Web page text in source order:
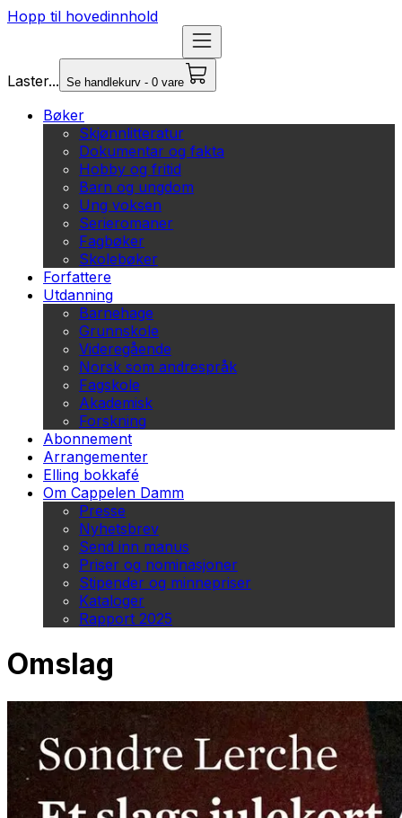
Hopp til hovedinnhold
Laster... Se handlekurv - 0 vare
Bøker
Skjønnlitteratur
Dokumentar og fakta
Hobby og fritid
Barn og ungdom
Ung voksen
Serieromaner
Fagbøker
Skolebøker
Forfattere
Utdanning
Barnehage
Grunnskole
Videregående
Norsk som andrespråk
Fagskole
Akademisk
Forskning
Abonnement
Arrangementer
Elling bokkafé
Om Cappelen Damm
Presse
Nyhetsbrev
Send inn manus
Priser og nominasjoner
Stipender og minnepriser
Kataloger
Rapport 2025
Omslag